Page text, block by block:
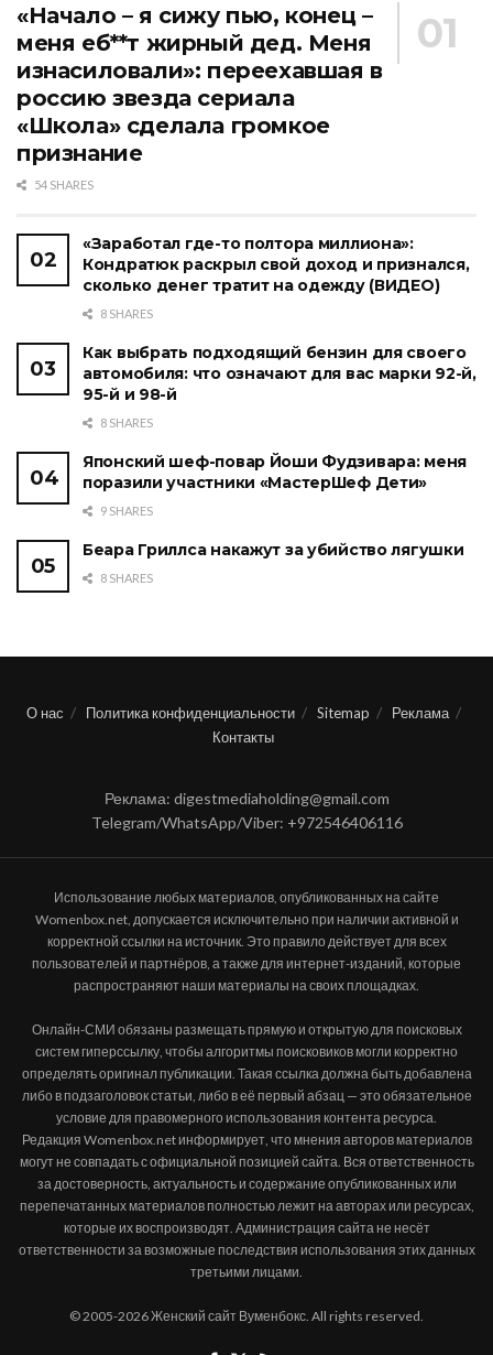
«Начало – я сижу пью, конец –
меня еб**т жирный дед. Меня
изнасиловали»: переехавшая в
россию звезда сериала
«Школа» сделала громкое
признание
54 SHARES
«Заработал где-то полтора миллиона»:
Кондратюк раскрыл свой доход и признался,
сколько денег тратит на одежду (ВИДЕО)
8 SHARES
Как выбрать подходящий бензин для своего
автомобиля: что означают для вас марки 92-й,
95-й и 98-й
8 SHARES
Японский шеф-повар Йоши Фудзивара: меня
поразили участники «МастерШеф Дети»
9 SHARES
Беара Гриллса накажут за убийство лягушки
8 SHARES
О нас Политика конфиденциальности Sitemap
Реклама
Контакты
Реклама: digestmediaholding@gmail.com
Telegram/WhatsApp/Viber: +972546406116
Использование любых материалов, опубликованных на сайте
Womenbox.net, допускается исключительно при наличии активной и
корректной ссылки на источник. Это правило действует для всех
пользователей и партнёров, а также для интернет-изданий, которые
распространяют наши материалы на своих площадках.
Онлайн-СМИ обязаны размещать прямую и открытую для поисковых
систем гиперссылку, чтобы алгоритмы поисковиков могли корректно
определять оригинал публикации. Такая ссылка должна быть добавлена
либо в подзаголовок статьи, либо в её первый абзац — это обязательное
условие для правомерного использования контента ресурса.
Редакция Womenbox.net информирует, что мнения авторов материалов
могут не совпадать с официальной позицией сайта. Вся ответственность
за достоверность, актуальность и содержание опубликованных или
перепечатанных материалов полностью лежит на авторах или ресурсах,
которые их воспроизводят. Администрация сайта не несёт
ответственности за возможные последствия использования этих данных
третьими лицами.
© 2005-2026 Женский сайт Вуменбокс. All rights reserved.